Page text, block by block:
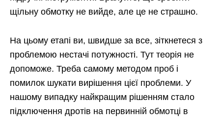
щільну обмотку не вийде, але це не страшно.
На цьому етапі ви, швидше за все, зіткнетеся з
проблемою нестачі потужності. Тут теорія не
допоможе. Треба самому методом проб і
помилок шукати вирішення цієї проблеми. У
нашому випадку найкращим рішенням стало
підключення дротів на первинній обмотці в